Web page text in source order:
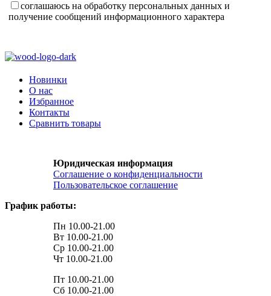
соглашаюсь на обработку персональных данных и
получение сообщений информационного характера
Новинки
О нас
Избранное
Контакты
Сравнить товары
Юридическая информация
Соглашение о конфиденциальности
Пользовательское соглашение
График работы:
Пн 10.00-21.00
Вт 10.00-21.00
Ср 10.00-21.00
Чт 10.00-21.00
Пт 10.00-21.00
Сб 10.00-21.00